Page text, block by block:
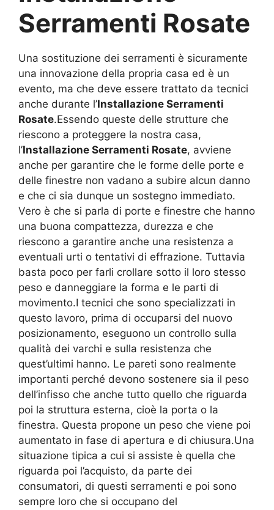
Serramenti Rosate
Una sostituzione dei serramenti è sicuramente
una innovazione della propria casa ed è un
evento, ma che deve essere trattato da tecnici
anche durante l’Installazione Serramenti
Rosate.Essendo queste delle strutture che
riescono a proteggere la nostra casa,
l’Installazione Serramenti Rosate, avviene
anche per garantire che le forme delle porte e
delle finestre non vadano a subire alcun danno
e che ci sia dunque un sostegno immediato.
Vero è che si parla di porte e finestre che hanno
una buona compattezza, durezza e che
riescono a garantire anche una resistenza a
eventuali urti o tentativi di effrazione. Tuttavia
basta poco per farli crollare sotto il loro stesso
peso e danneggiare la forma e le parti di
movimento.I tecnici che sono specializzati in
questo lavoro, prima di occuparsi del nuovo
posizionamento, eseguono un controllo sulla
qualità dei varchi e sulla resistenza che
quest’ultimi hanno. Le pareti sono realmente
importanti perché devono sostenere sia il peso
dell’infisso che anche tutto quello che riguarda
poi la struttura esterna, cioè la porta o la
finestra. Questa propone un peso che viene poi
aumentato in fase di apertura e di chiusura.Una
situazione tipica a cui si assiste è quella che
riguarda poi l’acquisto, da parte dei
consumatori, di questi serramenti e poi sono
sempre loro che si occupano del